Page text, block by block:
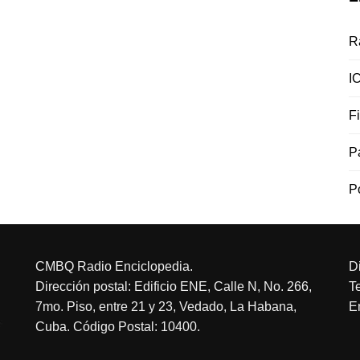
CMBQ Radio Enciclopedia.
Dirección postal: Edificio ENE, Calle N, No. 266,
7mo. Piso, entre 21 y 23, Vedado, La Habana,
Cuba. Código Postal: 10400.